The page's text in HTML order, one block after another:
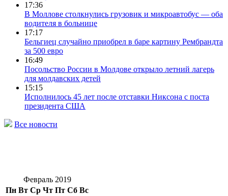
17:36
В Моллове столкнулись грузовик и микроавтобус — оба
водителя в больнице
17:17
Бельгиец случайно приобрел в баре картину Рембрандта
за 500 евро
16:49
Посольство России в Молдове открыло летний лагерь
для молдавских детей
15:15
Исполнилось 45 лет после отставки Никсона с поста
президента США
Все новости
Февраль 2019
Пн Вт Ср Чт Пт Сб Вс